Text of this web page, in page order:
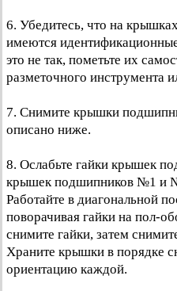
6. Убедитесь, что на
имеются
это не так, пометьте их
разметочного инструмента
7. Снимите крышки
описано ниже.
8. Ослабьте гайки крышек
крышек подшипников №1 и
Работайте в диагональной
поворачивая гайки на пол-
снимите гайки, затем
Храните крышки в порядке
ориентацию каждой.